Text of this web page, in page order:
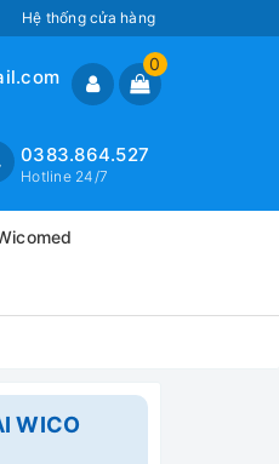
Hệ thống cửa hàng
0
0383.864.527
Hotline 24/7
WICO